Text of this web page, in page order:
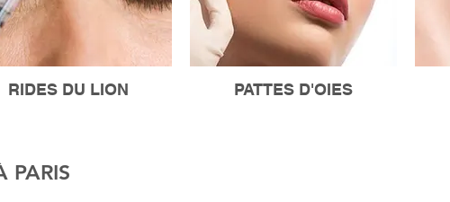
RIDES DU LION PATTES D'OIES
PARIS